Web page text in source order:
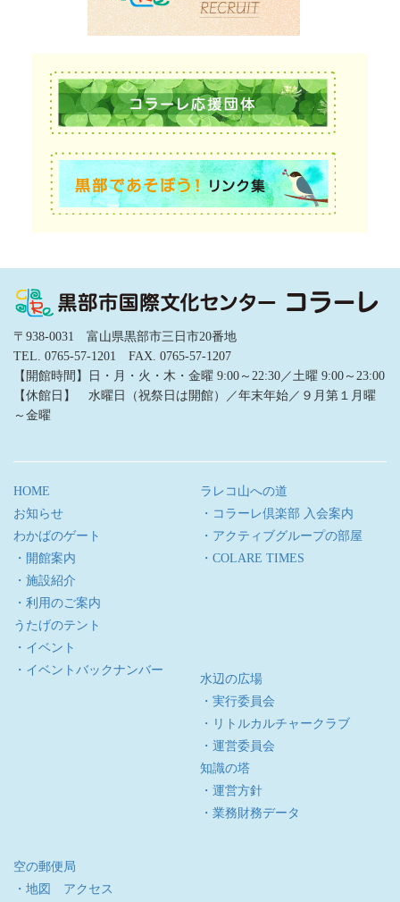
〒938-0031 富山県黒部市三日市20番地
TEL. 0765-57-1201 FAX. 0765-57-1207
【開館時間】日・月・火・木・金曜 9:00～22:30／土曜 9:00～23:00
【休館日】 水曜日（祝祭日は開館）／年末年始／９月第１月曜
～金曜
HOME
お知らせ
わかばのゲート
・開館案内
・施設紹介
・利用のご案内
うたげのテント
・イベント
・イベントバックナンバー
ラレコ山への道
・コラーレ倶楽部 入会案内
・アクティブグループの部屋
・COLARE TIMES
水辺の広場
・実行委員会
・リトルカルチャークラブ
・運営委員会
知識の塔
・運営方針
・業務財務データ
空の郵便局
・地図 アクセス